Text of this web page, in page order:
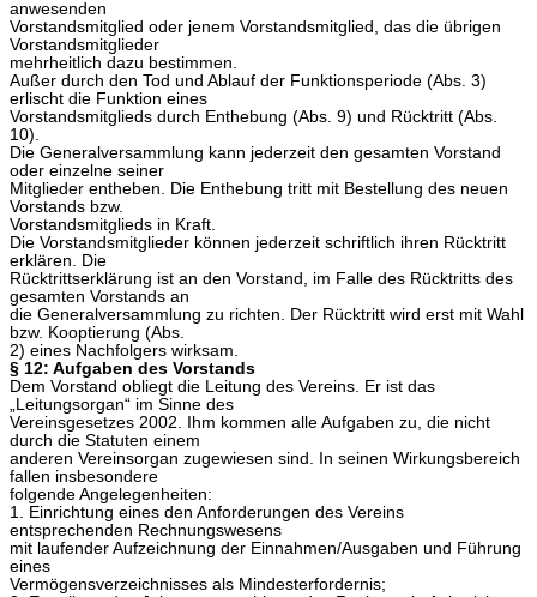
anwesenden
Vorstandsmitglied oder jenem Vorstandsmitglied, das die übrigen
Vorstandsmitglieder
mehrheitlich dazu bestimmen.
Außer durch den Tod und Ablauf der Funktionsperiode (Abs. 3)
erlischt die Funktion eines
Vorstandsmitglieds durch Enthebung (Abs. 9) und Rücktritt (Abs.
10).
Die Generalversammlung kann jederzeit den gesamten Vorstand
oder einzelne seiner
Mitglieder entheben. Die Enthebung tritt mit Bestellung des neuen
Vorstands bzw.
Vorstandsmitglieds in Kraft.
Die Vorstandsmitglieder können jederzeit schriftlich ihren Rücktritt
erklären. Die
Rücktrittserklärung ist an den Vorstand, im Falle des Rücktritts des
gesamten Vorstands an
die Generalversammlung zu richten. Der Rücktritt wird erst mit Wahl
bzw. Kooptierung (Abs.
2) eines Nachfolgers wirksam.
§ 12: Aufgaben des Vorstands
Dem Vorstand obliegt die Leitung des Vereins. Er ist das
„Leitungsorgan“ im Sinne des
Vereinsgesetzes 2002. Ihm kommen alle Aufgaben zu, die nicht
durch die Statuten einem
anderen Vereinsorgan zugewiesen sind. In seinen Wirkungsbereich
fallen insbesondere
folgende Angelegenheiten:
1. Einrichtung eines den Anforderungen des Vereins
entsprechenden Rechnungswesens
mit laufender Aufzeichnung der Einnahmen/Ausgaben und Führung
eines
Vermögensverzeichnisses als Mindesterfordernis;